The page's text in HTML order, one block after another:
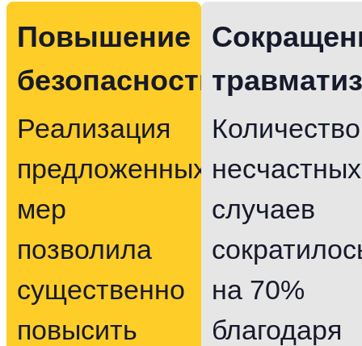
Повышение
безопасности
Реализация
предложенных
мер
позволила
существенно
повысить
Количество
несчастных
случаев
на 70%
благодаря